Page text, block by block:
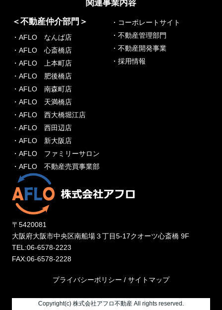
関連事業内容
＜不動産仲介部門＞
・AFLO なんば店
・AFLO 心斎橋店
・AFLO 上本町店
・AFLO 肥後橋店
・AFLO 南森町店
・AFLO 天満橋店
・AFLO 西大橋堀江店
・AFLO 西田辺店
・AFLO 新大阪店
・AFLO ファミリーサロン
・AFLO 不動産売買事業部
・コーポレートサイト
・不動産管理部門
・不動産開発事業
・採用情報
〒5420081
大阪府大阪市中央区南船場３丁目5-17クオーツ心斎橋 9F
TEL:06-6578-2223
FAX:06-6578-2228
プライバシーポリシー / サイトマップ
Copyright(c) 株式会社アフロ不動産 All rights reserved.